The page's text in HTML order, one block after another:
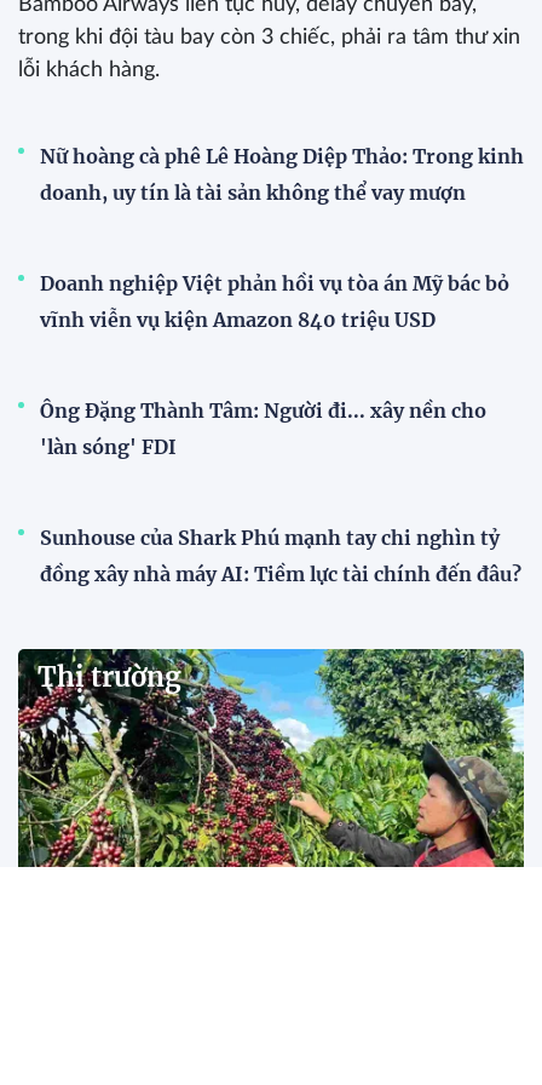
Bamboo Airways liên tục hủy, delay chuyến bay,
trong khi đội tàu bay còn 3 chiếc, phải ra tâm thư xin
lỗi khách hàng.
Nữ hoàng cà phê Lê Hoàng Diệp Thảo: Trong kinh
doanh, uy tín là tài sản không thể vay mượn
Doanh nghiệp Việt phản hồi vụ tòa án Mỹ bác bỏ
vĩnh viễn vụ kiện Amazon 840 triệu USD
Ông Đặng Thành Tâm: Người đi... xây nền cho
'làn sóng' FDI
Sunhouse của Shark Phú mạnh tay chi nghìn tỷ
đồng xây nhà máy AI: Tiềm lực tài chính đến đâu?
Thị trường